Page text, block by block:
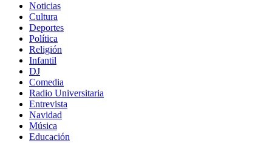
Noticias
Cultura
Deportes
Política
Religión
Infantil
DJ
Comedia
Radio Universitaria
Entrevista
Navidad
Música
Educación